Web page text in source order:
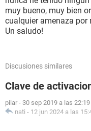
muy bueno, muy bien
cualquier amenaza por
Un saludo!
Discusiones similares
Clave de
pilar - 30 sep 2019 a las 22:19
nati - 12 jun 2024 a las